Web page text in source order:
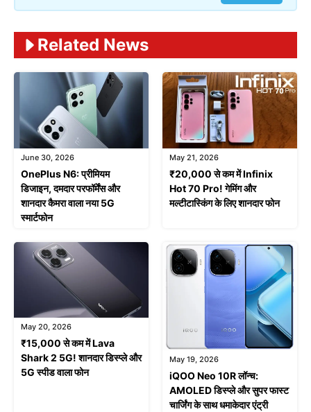
Related News
June 30, 2026
OnePlus N6: प्रीमियम
डिजाइन, दमदार परफॉर्मेंस और
शानदार कैमरा वाला नया 5G
स्मार्टफोन
May 21, 2026
₹20,000 से कम में Infinix
Hot 70 Pro! गेमिंग और
मल्टीटास्किंग के लिए शानदार फोन
May 20, 2026
₹15,000 से कम में Lava
Shark 2 5G! शानदार डिस्प्ले और
5G स्पीड वाला फोन
May 19, 2026
iQOO Neo 10R लॉन्च:
AMOLED डिस्प्ले और सुपर फास्ट
चार्जिंग के साथ धमाकेदार एंट्री